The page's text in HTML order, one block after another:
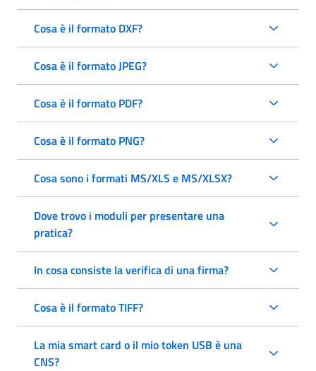
Cosa è il formato DXF?
Cosa è il formato JPEG?
Cosa è il formato PDF?
Cosa è il formato PNG?
Cosa sono i formati MS/XLS e MS/XLSX?
Dove trovo i moduli per presentare una
pratica?
In cosa consiste la verifica di una firma?
Cosa è il formato TIFF?
La mia smart card o il mio token USB è una
CNS?